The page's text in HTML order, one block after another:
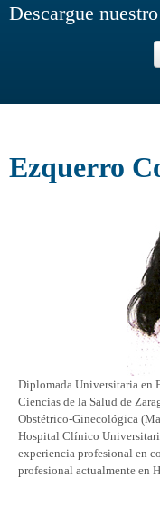
Descargue
Ezquerro
Diplomada Universitaria en
Ciencias de la Salud de
Obstétrico-Ginecológica
Hospital Clínico
experiencia profesional en
profesional actualmente en